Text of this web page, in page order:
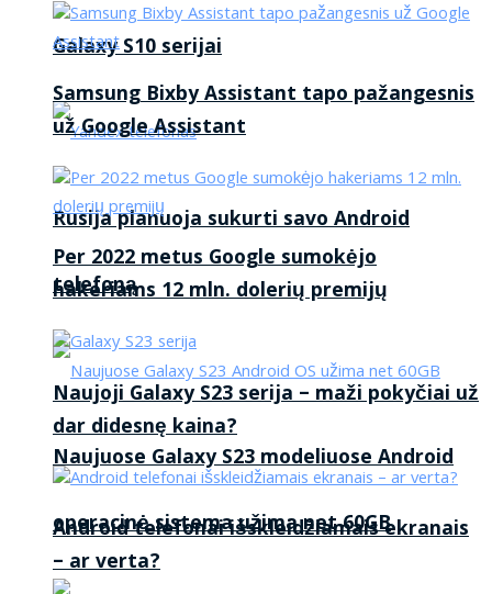
Galaxy S10 serijai
Rusija planuoja sukurti savo Android
telefoną
Naujuose Galaxy S23 modeliuose Android
operacinė sistema užima net 60GB
Samsung Bixby Assistant tapo pažangesnis
už Google Assistant
Per 2022 metus Google sumokėjo
hakeriams 12 mln. dolerių premijų
Naujoji Galaxy S23 serija – maži pokyčiai už
dar didesnę kaina?
Android telefonai išskleidžiamais ekranais
– ar verta?